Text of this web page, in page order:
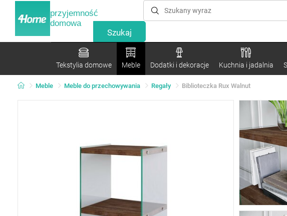
przyjemność
domowa
Tekstylia domowe Meble Dodatki i dekoracje Kuchnia i jadalnia
Meble Meble do przechowywania Regały Biblioteczka Rux Walnut